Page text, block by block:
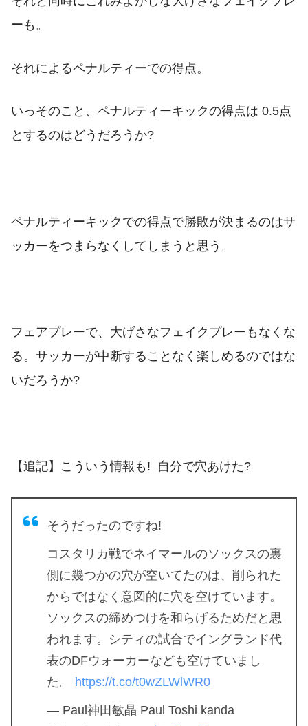
ーも。
それによるペナルティーでの得点。
いっそのこと、ペナルティーキックの得点は 0.5点
とするのはどうだろうか?
ペナルティーキックでの得点で勝敗が決まるのはサ
ッカーをつまらなくしてしまうと思う。
フェアプレーで、大げさなフェイクプレーもなくな
る。サッカーが中断することなく楽しめるのではな
いだろうか?
【追記】こういう情報も! 自分で穴あけた?
そうだったのですね!
コスタリカ戦でネイマールのソックスの裏
側に幾つかの穴が空いてたのは、削られた
からではなく意図的に穴を空けています。
ソックスの締めつけを和らげるためだと思
われます。シティの試合でイングランド代
表のDFウォーカーなども空けていまし
た。 https://t.co/t0wZLWlWR0
— Paul神田敏晶 Paul Toshi kanda